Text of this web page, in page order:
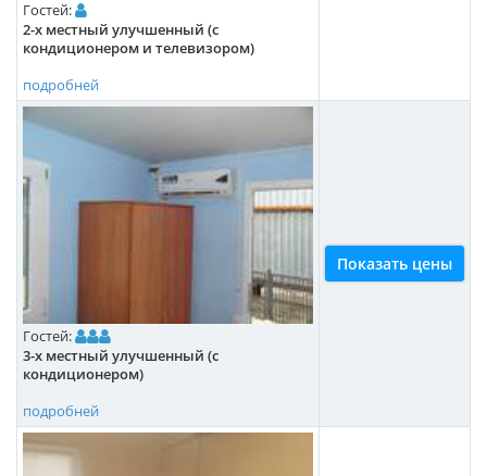
Гостей:
2-х местный улучшенный (с
кондиционером и телевизором)
подробней
Гостей:
3-х местный улучшенный (с
кондиционером)
подробней
Показать цены